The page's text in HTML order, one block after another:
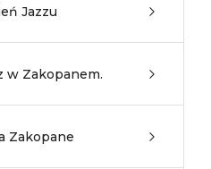
Jazzu
w Zakopanem.
Zakopane